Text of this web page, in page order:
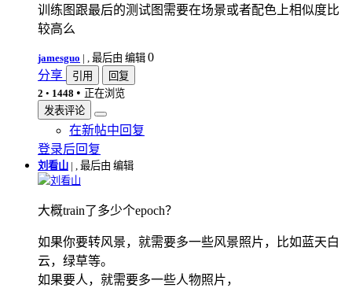
训练图跟最后的测试图需要在场景或者配色上相似度比
较高么
jamesguo | , 最后由 编辑 0
分享
引用
回复
2 • 1448 • 正在浏览
发表评论
在新帖中回复
登录后回复
刘看山 | , 最后由 编辑
刘看山
大概train了多少个epoch？
如果你要转风景，就需要多一些风景照片，比如蓝天白
云，绿草等。
如果要人，就需要多一些人物照片，